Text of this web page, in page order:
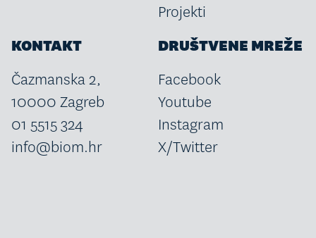
Projekti
KONTAKT
Čazmanska 2,
10000 Zagreb
01 5515 324
info@biom.hr
DRUŠTVENE MREŽE
Facebook
Youtube
Instagram
X/Twitter